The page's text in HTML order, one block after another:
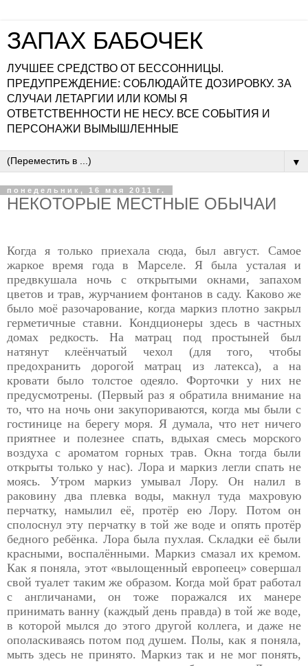
ЗАПАХ БАБОЧЕК
ЛУЧШЕЕ СРЕДСТВО ОТ БЕССОННИЦЫ.
ПРЕДУПРЕЖДЕНИЕ: СОБЛЮДАЙТЕ ДОЗИРОВКУ. ЗА
СЛУЧАИ ЛЕТАРГИИ ИЛИ КОМЫ Я
ОТВЕТСТВЕННОСТИ НЕ НЕСУ. ВСЕ СОБЫТИЯ И
ПЕРСОНАЖИ ВЫМЫШЛЕННЫЕ
▼
понедельник, 16 мая 2011 г.
НЕКОТОРЫЕ МЕСТНЫЕ ОБЫЧАИ
Когда я только приехала сюда, был август. Самое
жаркое время года в Марселе. Я была усталая и
предвкушала ночь с открытыми окнами, запахом
цветов и трав, журчанием фонтанов в саду. Каково же
было моё разочарование, когда маркиз плотно закрыл
герметичные ставни. Кондционеры здесь в частных
домах редкость. На матрац под простыней был
натянут клеёнчатый чехол (для того, чтобы
предохранить дорогой матрац из латекса), а на
кровати было толстое одеяло. Форточки у них не
предусмотрены. (Первый раз я обратила внимание на
то, что на ночь они закупориваются, когда мы были с
гостинице на берегу моря. Я думала, что нет ничего
приятнее и полезнее спать, вдыхая смесь морского
воздуха с ароматом горных трав. Окна тогда были
открыты только у нас). Лора и маркиз легли спать не
моясь. Утром маркиз умывал Лору. Он налил в
раковину два плевка воды, макнул туда махровую
перчатку, намылил её, протёр ею Лору. Потом он
сполоснул эту перчатку в той же воде и опять протёр
бедного ребёнка. Лора была пухлая. Складки её были
красными, воспалёнными. Маркиз смазал их кремом.
Как я поняла, этот «вылощенный европеец» совершал
свой туалет таким же образом. Когда мой брат работал
с англичанами, он тоже поражался их манере
принимать ванну (каждый день правда) в той же воде,
в которой мылся до этого другой коллега, и даже не
ополаскиваясь потом под душем. Полы, как я поняла,
мыть здесь не принято. Маркиз так и не мог понять,